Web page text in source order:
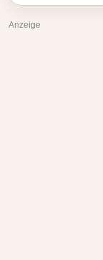
Anzeige